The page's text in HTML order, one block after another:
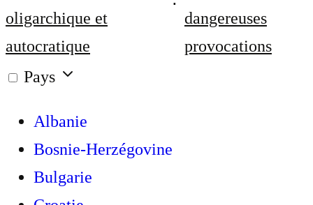
oligarchique et
autocratique
dangereuses
provocations
Pays
Albanie
Bosnie-Herzégovine
Bulgarie